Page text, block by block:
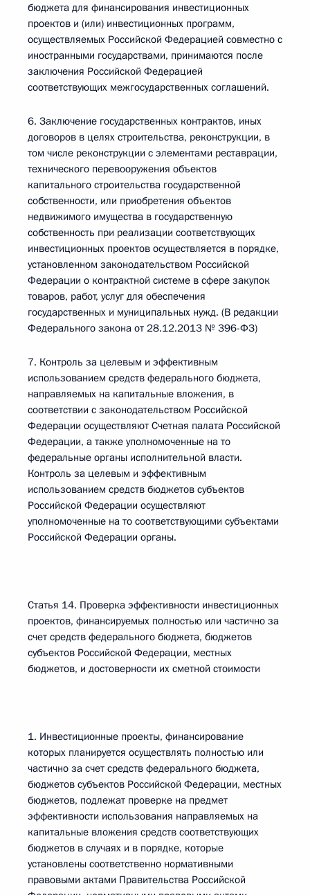
бюджета для финансирования инвестиционных
проектов и (или) инвестиционных программ,
осуществляемых Российской Федерацией совместно с
иностранными государствами, принимаются после
заключения Российской Федерацией
соответствующих межгосударственных соглашений.
6. Заключение государственных контрактов, иных
договоров в целях строительства, реконструкции, в
том числе реконструкции с элементами реставрации,
технического перевооружения объектов
капитального строительства государственной
собственности, или приобретения объектов
недвижимого имущества в государственную
собственность при реализации соответствующих
инвестиционных проектов осуществляется в порядке,
установленном законодательством Российской
Федерации о контрактной системе в сфере закупок
товаров, работ, услуг для обеспечения
государственных и муниципальных нужд. (В редакции
Федерального закона от 28.12.2013 № 396-ФЗ)
7. Контроль за целевым и эффективным
использованием средств федерального бюджета,
направляемых на капитальные вложения, в
соответствии с законодательством Российской
Федерации осуществляют Счетная палата Российской
Федерации, а также уполномоченные на то
федеральные органы исполнительной власти.
Контроль за целевым и эффективным
использованием средств бюджетов субъектов
Российской Федерации осуществляют
уполномоченные на то соответствующими субъектами
Российской Федерации органы.
Статья 14. Проверка эффективности инвестиционных
проектов, финансируемых полностью или частично за
счет средств федерального бюджета, бюджетов
субъектов Российской Федерации, местных
бюджетов, и достоверности их сметной стоимости
1. Инвестиционные проекты, финансирование
которых планируется осуществлять полностью или
частично за счет средств федерального бюджета,
бюджетов субъектов Российской Федерации, местных
бюджетов, подлежат проверке на предмет
эффективности использования направляемых на
капитальные вложения средств соответствующих
бюджетов в случаях и в порядке, которые
установлены соответственно нормативными
правовыми актами Правительства Российской